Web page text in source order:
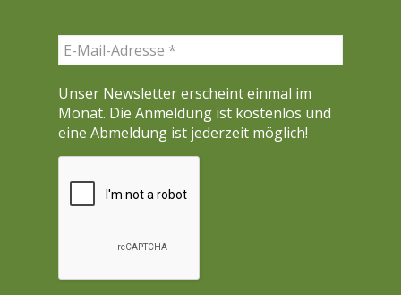
Unser Newsletter erscheint einmal im
Monat. Die Anmeldung ist kostenlos und
eine Abmeldung ist jederzeit möglich!